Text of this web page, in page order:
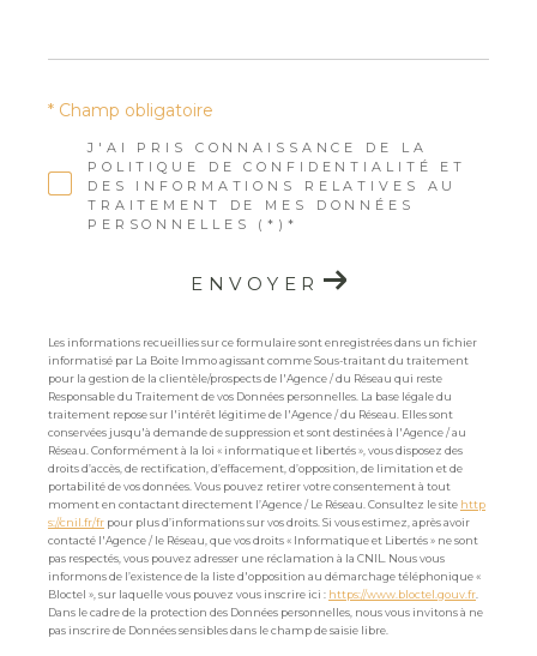
J'AI PRIS CONNAISSANCE DE LA
POLITIQUE DE CONFIDENTIALITÉ ET
DES INFORMATIONS RELATIVES AU
TRAITEMENT DE MES DONNÉES
PERSONNELLES (*)*
* Champ obligatoire
ENVOYER
Les informations recueillies sur ce formulaire sont enregistrées dans un fichier
informatisé par La Boite Immo agissant comme Sous-traitant du traitement
pour la gestion de la clientèle/prospects de l'Agence / du Réseau qui reste
Responsable du Traitement de vos Données personnelles. La base légale du
traitement repose sur l'intérêt légitime de l'Agence / du Réseau. Elles sont
conservées jusqu'à demande de suppression et sont destinées à l'Agence / au
Réseau. Conformément à la loi « informatique et libertés », vous disposez des
droits d’accès, de rectification, d’effacement, d’opposition, de limitation et de
portabilité de vos données. Vous pouvez retirer votre consentement à tout
moment en contactant directement l’Agence / Le Réseau. Consultez le site http
s://cnil.fr/fr pour plus d’informations sur vos droits. Si vous estimez, après avoir
contacté l'Agence / le Réseau, que vos droits « Informatique et Libertés » ne sont
pas respectés, vous pouvez adresser une réclamation à la CNIL. Nous vous
informons de l’existence de la liste d'opposition au démarchage téléphonique «
Bloctel », sur laquelle vous pouvez vous inscrire ici : https://www.bloctel.gouv.fr
Dans le cadre de la protection des Données personnelles, nous vous invitons à ne
pas inscrire de Données sensibles dans le champ de saisie libre.